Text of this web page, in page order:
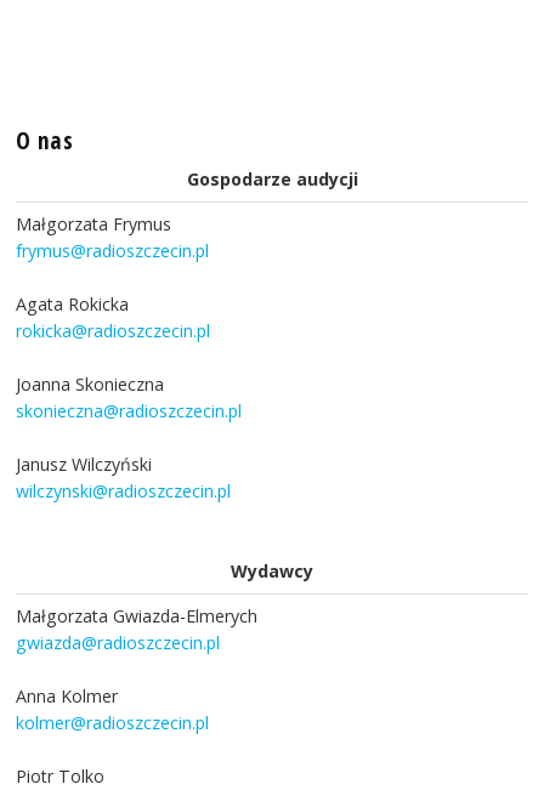
O nas
Gospodarze audycji
Małgorzata Frymus
frymus@radioszczecin.pl
Agata Rokicka
rokicka@radioszczecin.pl
Joanna Skonieczna
skonieczna@radioszczecin.pl
Janusz Wilczyński
wilczynski@radioszczecin.pl
Wydawcy
Małgorzata Gwiazda-Elmerych
gwiazda@radioszczecin.pl
Anna Kolmer
kolmer@radioszczecin.pl
Piotr Tolko